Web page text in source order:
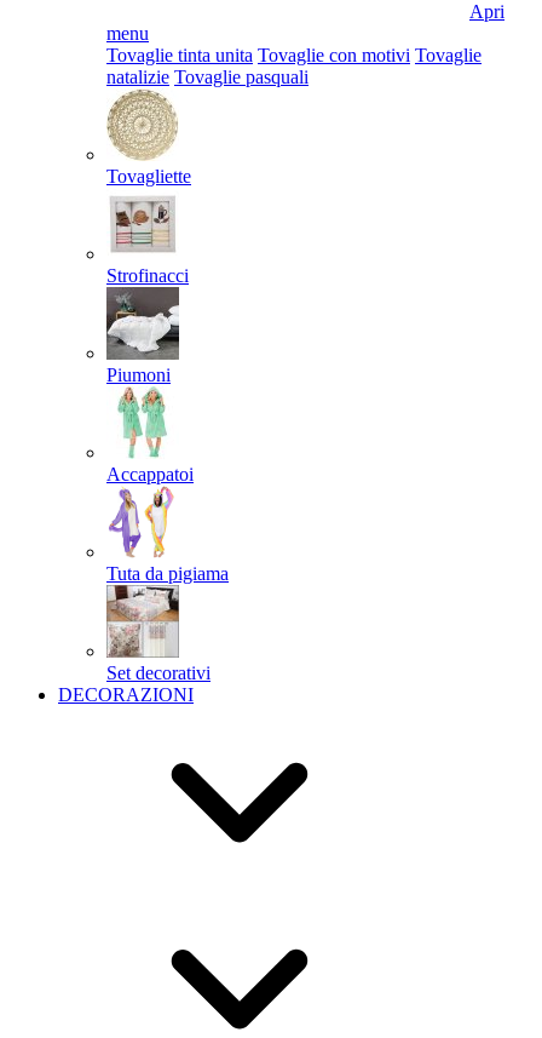
Apri
menu
Tovaglie tinta unita Tovaglie con motivi Tovaglie
natalizie Tovaglie pasquali
Tovagliette
Strofinacci
Piumoni
Accappatoi
Tuta da pigiama
Set decorativi
DECORAZIONI